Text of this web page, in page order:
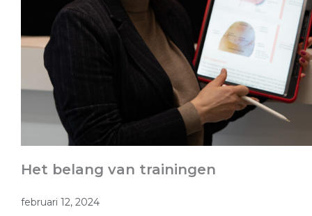
Het belang van trainingen
februari 12, 2024